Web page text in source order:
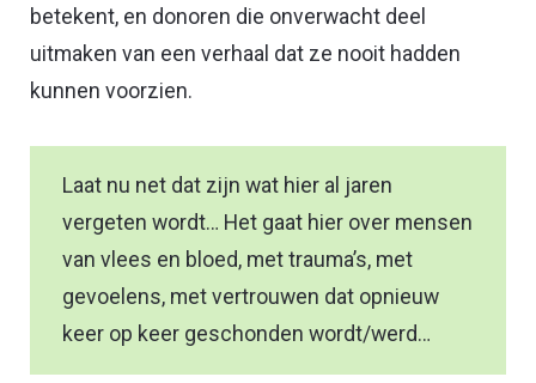
betekent, en donoren die onverwacht deel
uitmaken van een verhaal dat ze nooit hadden
kunnen voorzien.
Laat nu net dat zijn wat hier al jaren
vergeten wordt… Het gaat hier over mensen
van vlees en bloed, met trauma’s, met
gevoelens, met vertrouwen dat opnieuw
keer op keer geschonden wordt/werd…